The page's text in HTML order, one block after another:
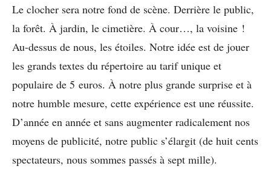
Le clocher sera notre fond de scène. Derrière le public,
la forêt. À jardin, le cimetière. À cour…, la voisine !
Au-dessus de nous, les étoiles. Notre idée est de jouer
les grands textes du répertoire au tarif unique et
populaire de 5 euros. À notre plus grande surprise et à
notre humble mesure, cette expérience est une réussite.
D’année en année et sans augmenter radicalement nos
moyens de publicité, notre public s’élargit (de huit cents
spectateurs, nous sommes passés à sept mille).